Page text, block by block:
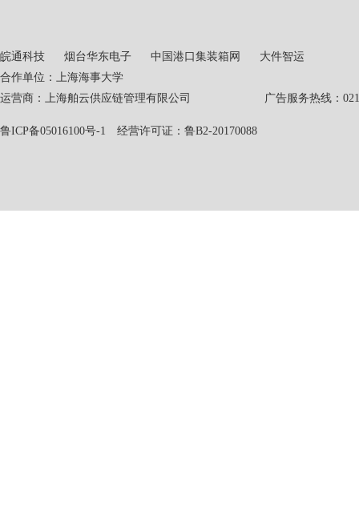
皖通科技 烟台华东电子 中国港口集装箱网
大件智运
合作单位：上海海事大学
运营商：上海舶云供应链管理有限公司 广告服务热线：021-
鲁ICP备05016100号-1 经营许可证：鲁B2-20170088